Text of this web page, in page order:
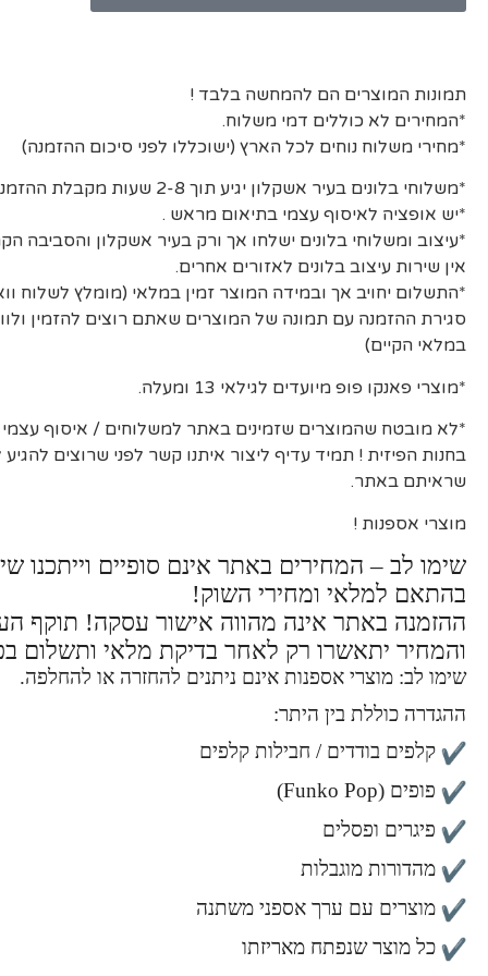
תמונות המוצרים הם להמחשה בלבד !
*המחירים לא כוללים דמי משלוח.
*מחירי משלוח נוחים לכל הארץ (ישוכללו לפני סיכום ההזמנה)
*משלוחי בלונים בעיר אשקלון יגיע תוך 2-8 שעות מקבלת ההזמנה ואישורה.
*יש אופציה לאיסוף עצמי בתיאום מראש .
*עיצוב ומשלוחי בלונים ישלחו אך ורק בעיר אשקלון והסביבה
אין שירות עיצוב בלונים לאזורים אחרים.
*התשלום יחויב אך ובמידה המוצר זמין במלאי (מומלץ לשלוח
סגירת ההזמנה עם תמונה של המוצרים שאתם רוצים להזמין
במלאי הקיים)
*מוצרי פאנקו פופ מיועדים לגילאי 13 ומעלה.
*לא מובטח שהמוצרים שזמינים באתר למשלוחים / איסוף עצמי
בחנות הפיזית ! תמיד עדיף ליצור איתנו קשר לפני שרוצים
שראיתם באתר.
מוצרי אספנות !
שימו לב – המחירים באתר אינם סופיים וייתכנו
בהתאם למלאי ומחירי השוק!
ההזמנה באתר אינה מהווה אישור עסקה! תוקף
והמחיר יתאשרו רק לאחר בדיקת מלאי ותשלום
שימו לב: מוצרי אספנות אינם ניתנים להחזרה או להחלפה.
ההגדרה כוללת בין היתר:
קלפים בודדים / חבילות קלפים
פופים (Funko Pop)
פיגרים ופסלים
מהדורות מוגבלות
מוצרים עם ערך אספני משתנה
כל מוצר שנפתח מאריזתו